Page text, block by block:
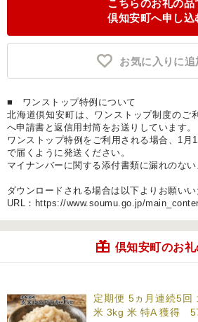
こちらのお礼の品
倶知安町へ申し込
お気に入りに追
■ ワンストップ特例について
北海道倶知安町は、ワンストップ制度のご
へ申請書と返信用封筒をお送りしています。
ワンストップ特例をご利用される場合、1月
で届くように発送ください。
マイナンバーに関する添付書類に漏れのない
ダウンロードされる場合は以下よりお願いい
URL：https://www.soumu.go.jp/
倶知安町のお
定期便 5ヵ月連続5回
米 3kg 米 特A 獲得